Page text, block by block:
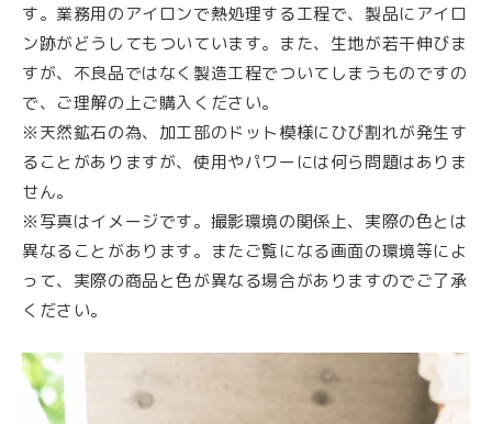
す。業務用のアイロンで熱処理する工程で、製品にアイロ
ン跡がどうしてもついています。また、生地が若干伸びま
すが、不良品ではなく製造工程でついてしまうものですの
で、ご理解の上ご購入ください。
※天然鉱石の為、加工部のドット模様にひび割れが発生す
ることがありますが、使用やパワーには何ら問題はありま
せん。
※写真はイメージです。撮影環境の関係上、実際の色とは
異なることがあります。またご覧になる画面の環境等によ
って、実際の商品と色が異なる場合がありますのでご了承
ください。
プライバシーポリシー
何かお困りですか？
よくある質問